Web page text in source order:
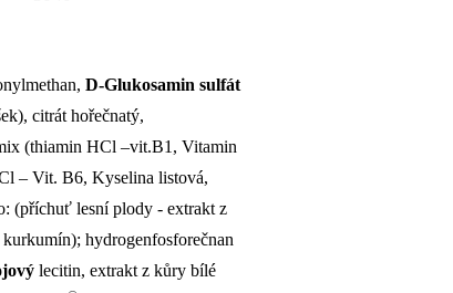
D-Glukosamin sulfát
citrát hořečnatý,
(thiamin HCl –vit.B1, Vitamin
– Vit. B6, Kyselina listová,
(příchuť lesní plody - extrakt z
hydrogenfosforečnan
lecitin, extrakt z kůry bílé